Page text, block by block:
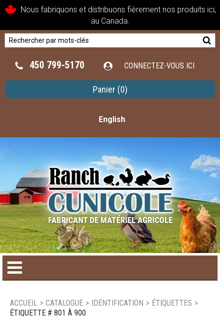
Nous fabriquons et distribuons fièrement nos produits ici,
au Canada.
450 799-5170 CONNECTEZ-VOUS ICI
Panier (0)
English
ACCUEIL > CATALOGUE > IDENTIFICATION > ÉTIQUETTES >
ÉTIQUETTE # 801 À 900